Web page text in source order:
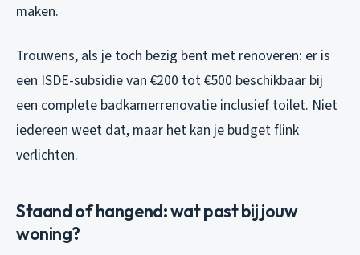
maken.
Trouwens, als je toch bezig bent met renoveren: er is
een ISDE-subsidie van €200 tot €500 beschikbaar bij
een complete badkamerrenovatie inclusief toilet. Niet
iedereen weet dat, maar het kan je budget flink
verlichten.
Staand of hangend: wat past bij jouw
woning?